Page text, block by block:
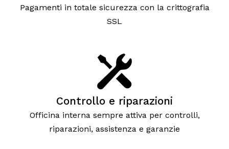
Pagamenti in totale sicurezza con la crittografia
SSL
Controllo e riparazioni
Officina interna sempre attiva per controlli,
riparazioni, assistenza e garanzie